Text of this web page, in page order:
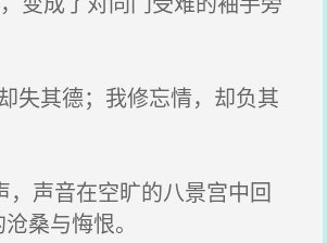
失其德；我修忘情，却负其
声音在空旷的八景宫中回
桑与悔恨。